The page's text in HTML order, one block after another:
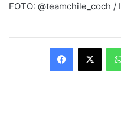
FOTO: @teamchile_coch /
Facebook
X